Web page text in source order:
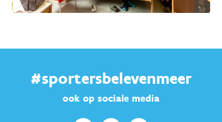
#sportersbelevenmeer
ook op sociale media